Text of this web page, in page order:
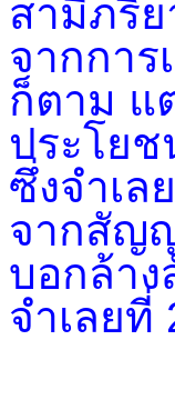
สามีภริ
จากกา
ก็ตาม แ
ประโย
ซึ่งจำเล
จากสัญ
บอกล้า
จำเลยที่